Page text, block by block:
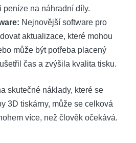
peníze na náhradní díly.
‍Nejnovější‌ software pro⁢
aktualizace, které mohou
může být potřeba placený
čas a zvýšila ‌kvalita tisku.
skutečné ⁢náklady, které se
3D tiskárny, může se celková
více, než člověk ⁣očekává.